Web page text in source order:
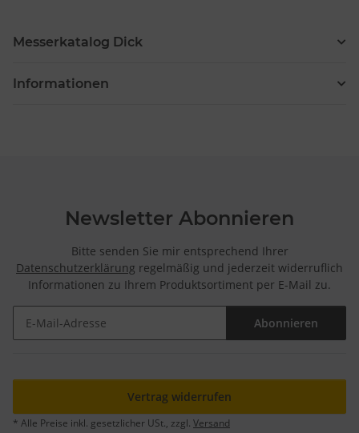
Messerkatalog Dick
Informationen
Newsletter Abonnieren
Bitte senden Sie mir entsprechend Ihrer
Datenschutzerklärung regelmäßig und jederzeit widerruflich
Informationen zu Ihrem Produktsortiment per E-Mail zu.
Abonnieren
Vertrag widerrufen
* Alle Preise inkl. gesetzlicher USt., zzgl. Versand